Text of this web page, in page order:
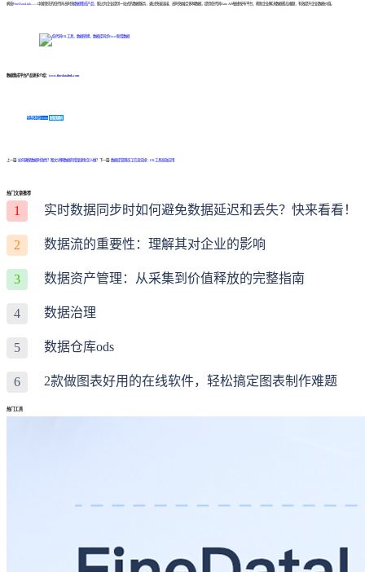
帆软FineDataLink ——中国领先的低代码/高时效数据集成产品 ，能过为企业提供一站式的数据服务，通过快速连接、高时效融合多种数据，提供低代码Data API敏捷发布平台，帮助企业解决数据孤岛难题，有效提升企业数据价值。
数据集成平台产品更多介绍： www.finedatalink.com
免费体验Demo 咨询方案
上一篇: 如何确保数据时效性？图文详解数据的增量更新怎么做？ 下一篇: 数据库管理员工信息实操：ETL工具高效应用
热门文章推荐
1 实时数据同步时如何避免数据延迟和丢失？快来看看！
2 数据流的重要性：理解其对企业的影响
3 数据资产管理：从采集到价值释放的完整指南
4 数据治理
5 数据仓库ods
6 2款做图表好用的在线软件，轻松搞定图表制作难题
热门工具